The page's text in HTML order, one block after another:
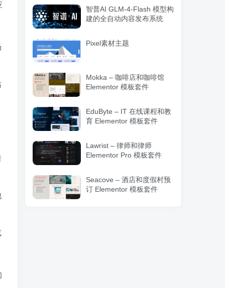
智普AI GLM-4-Flash 模型构
建的全自动内容发布系统
Pixel素材主题
Mokka – 咖啡店和咖啡馆
Elementor 模板套件
EduByte – IT 在线课程和教
育 Elementor 模板套件
Lawrist – 律师和律师
Elementor Pro 模板套件
Seacove – 酒店和度假村预
订 Elementor 模板套件